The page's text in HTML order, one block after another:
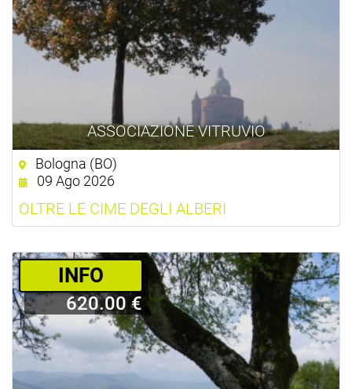
ASSOCIAZIONE VITRUVIO
Bologna (BO)
09 Ago 2026
OLTRE LE CIME DEGLI ALBERI
­INFO
620.00 €